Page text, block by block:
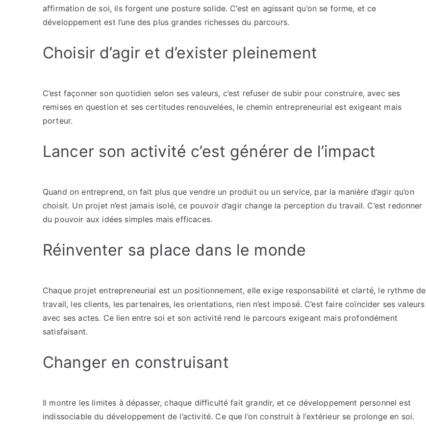
affirmation de soi, ils forgent une posture solide. C’est en agissant qu’on se forme, et ce
développement est l’une des plus grandes richesses du parcours.
Choisir d’agir et d’exister pleinement
C’est façonner son quotidien selon ses valeurs, c’est refuser de subir pour construire, avec ses
remises en question et ses certitudes renouvelées, le chemin entrepreneurial est exigeant mais
porteur.
Lancer son activité c’est générer de l’impact
Quand on entreprend, on fait plus que vendre un produit ou un service, par la manière d’agir qu’on
choisit. Un projet n’est jamais isolé, ce pouvoir d’agir change la perception du travail. C’est redonner
du pouvoir aux idées simples mais efficaces.
Réinventer sa place dans le monde
Chaque projet entrepreneurial est un positionnement, elle exige responsabilité et clarté, le rythme de
travail, les clients, les partenaires, les orientations, rien n’est imposé. C’est faire coïncider ses valeurs
avec ses actes. Ce lien entre soi et son activité rend le parcours exigeant mais profondément
satisfaisant.
Changer en construisant
Il montre les limites à dépasser, chaque difficulté fait grandir, et ce développement personnel est
indissociable du développement de l’activité. Ce que l’on construit à l’extérieur se prolonge en soi.